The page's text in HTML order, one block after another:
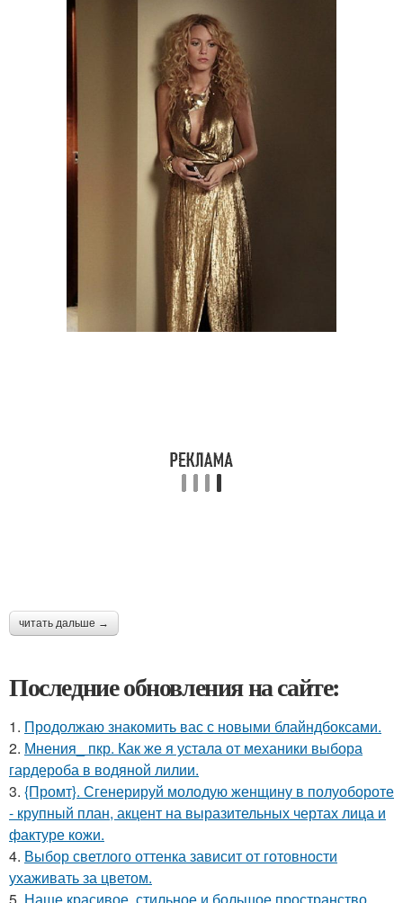
читать дальше →
Последние обновления на сайте:
1. Продолжаю знакомить вас с новыми блайндбоксами.
2. Мнения_ пкр. Как же я устала от механики выбора
гардероба в водяной лилии.
3. {Промт}. Сгенерируй молодую женщину в полуобороте
- крупный план, акцент на выразительных чертах лица и
фактуре кожи.
4. Выбор светлого оттенка зависит от готовности
ухаживать за цветом.
5. Наше красивое, стильное и большое пространство